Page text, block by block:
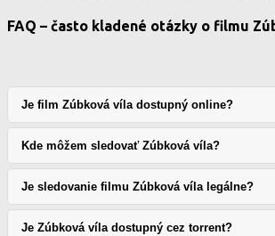
FAQ – často kladené otázky o filmu
Je film Zúbková víla dostupný online?
Kde môžem sledovať Zúbková víla?
Je sledovanie filmu Zúbková víla legálne?
Je Zúbková víla dostupný cez torrent?